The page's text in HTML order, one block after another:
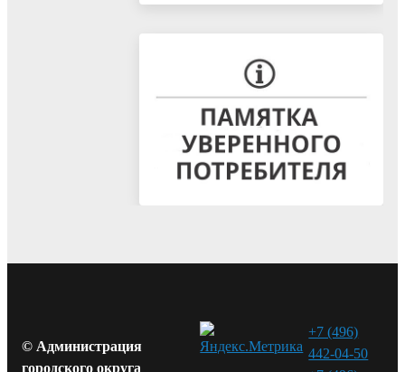
© Администрация
городского округа
+7 (496)
442-04-50